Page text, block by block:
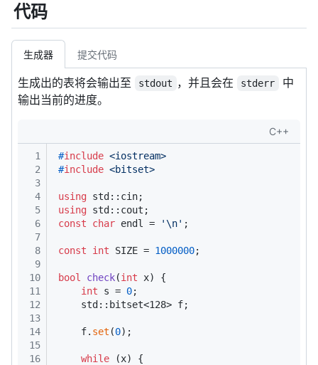
代码
生成器 提交代码
生成出的表将会输出至 stdout ，并且会在 stderr
中
输出当前的进度。
C++
1
2
3
4
5
6
7
8
9
10
11
12
13
14
15
16
#include <iostream>
#include <bitset>
using std::cin;
using std::cout;
const
char endl = '\n' ;
const int SIZE = 1000000;
bool check(int x)
{
int s = 0;
    std::bitset<128> f;
    f.
set (0);
while (x) {